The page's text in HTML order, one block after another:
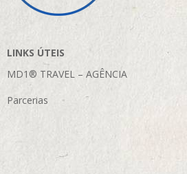
LINKS ÚTEIS
MD1® TRAVEL – AGÊNCIA
Parcerias